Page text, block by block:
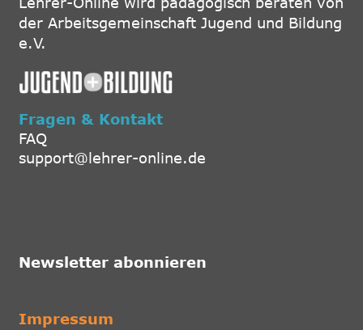
der Arbeitsgemeinschaft Jugend und Bildung
e.V.
Fragen & Kontakt
FAQ
support@lehrer-online.de
Newsletter abonnieren
Impressum